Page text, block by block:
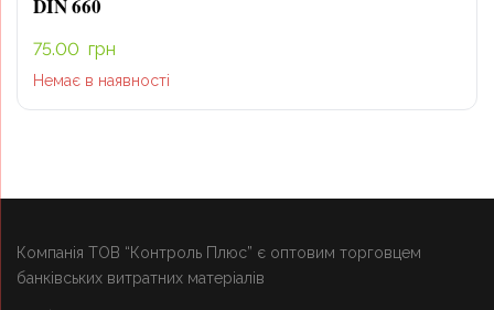
DIN 660
75.00 грн
Немає в наявності
Компанія ТОВ “Контроль Плюс” є оптовим торговцем
банківських витратних матеріалів